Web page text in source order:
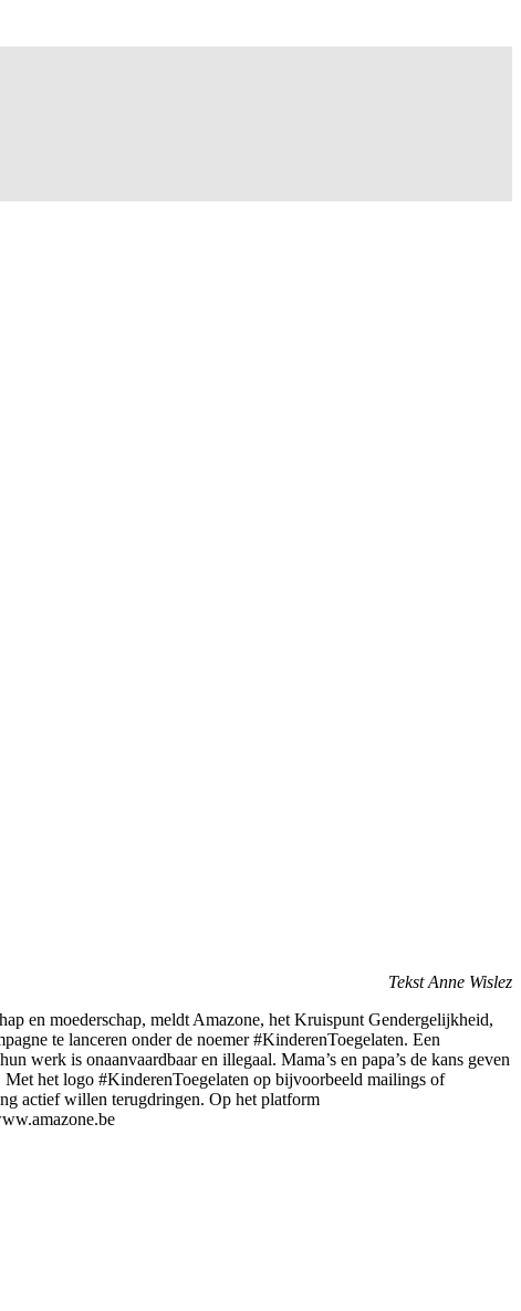
Tekst Anne Wislez
en moederschap, meldt Amazone, het Kruispunt Gendergelijkheid,
te lanceren onder de noemer #KinderenToegelaten. Een
werk is onaanvaardbaar en illegaal. Mama’s en papa’s de kans geven
Met het logo #KinderenToegelaten op bijvoorbeeld mailings of
actief willen terugdringen. Op het platform